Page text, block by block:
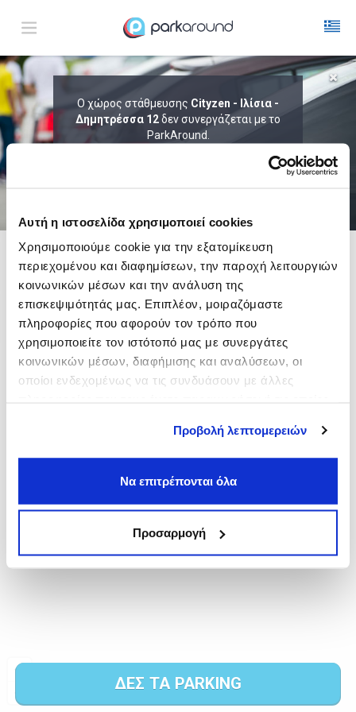
Αυτή η ιστοσελίδα χρησιμοποιεί cookies
Χρησιμοποιούμε cookie για την εξατομίκευση
περιεχομένου και διαφημίσεων, την παροχή λειτουργιών
κοινωνικών μέσων και την ανάλυση της
επισκεψιμότητάς μας. Επιπλέον, μοιραζόμαστε
πληροφορίες που αφορούν τον τρόπο που
χρησιμοποιείτε τον ιστότοπό μας με συνεργάτες
κοινωνικών μέσων, διαφήμισης και αναλύσεων, οι
οποίοι ενδεχομένως να τις συνδυάσουν με άλλες
Προβολή λεπτομερειών
Να επιτρέπονται όλα
Προσαρμογή
Ο χώρος στάθμευσης Cityzen - Ιλίσια -
Δημητρέσσα 12δεν συνεργάζεται με το
ParkAround.
ΤΟ PARKAROUND ΕΠΕΚΤΕΙΝΕΙ ΣΥΝΕΧΩΣ
Δες τώρα τα parking στο χάρτη και σύγκρινετιμή
καιαπόσταση
ΔΕΣ ΤΑ PARKING
ΑΠΟΤΕΛΕΣΜΑΤΑ ΓΙΑ:
ΑΦΙΞΗ Πεμ 06 Αυγ 19:45 ΔΙΑΡΚΕΙΑ